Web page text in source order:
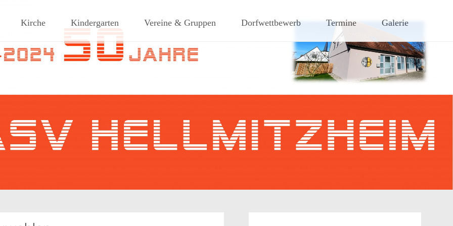
Dorf am Rande des südlichen Steigerwaldes
Kirche Kindergarten Vereine & Gruppen Dorfwettbewerb Termine Galerie